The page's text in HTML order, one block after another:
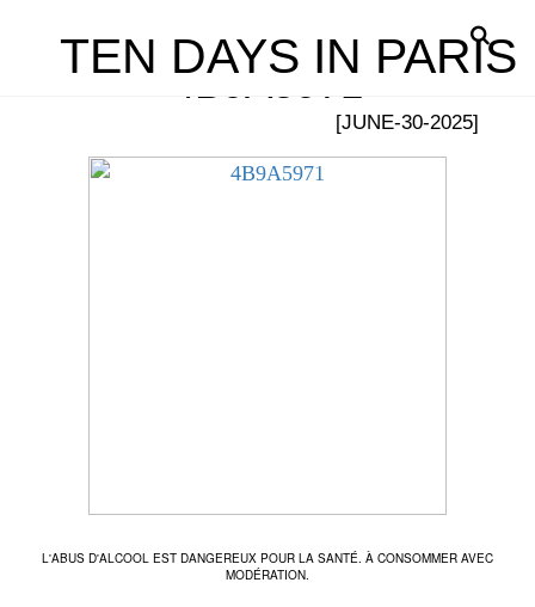
TEN DAYS IN PARIS
4B9A5971
[JUNE-30-2025]
L'ABUS D'ALCOOL EST DANGEREUX POUR LA SANTÉ. À CONSOMMER AVEC
MODÉRATION.